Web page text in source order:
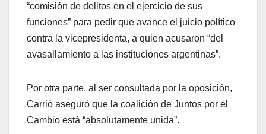
“comisión de delitos en el ejercicio de sus
funciones” para pedir que avance el juicio político
contra la vicepresidenta, a quien acusaron “del
avasallamiento a las instituciones argentinas”.
Por otra parte, al ser consultada por la oposición,
Carrió aseguró que la coalición de Juntos por el
Cambio está “absolutamente unida”.